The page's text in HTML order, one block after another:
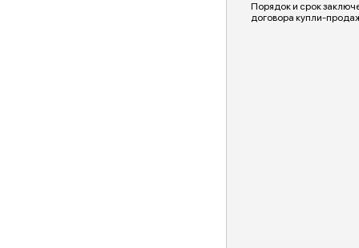
Порядок и срок
договора купли-